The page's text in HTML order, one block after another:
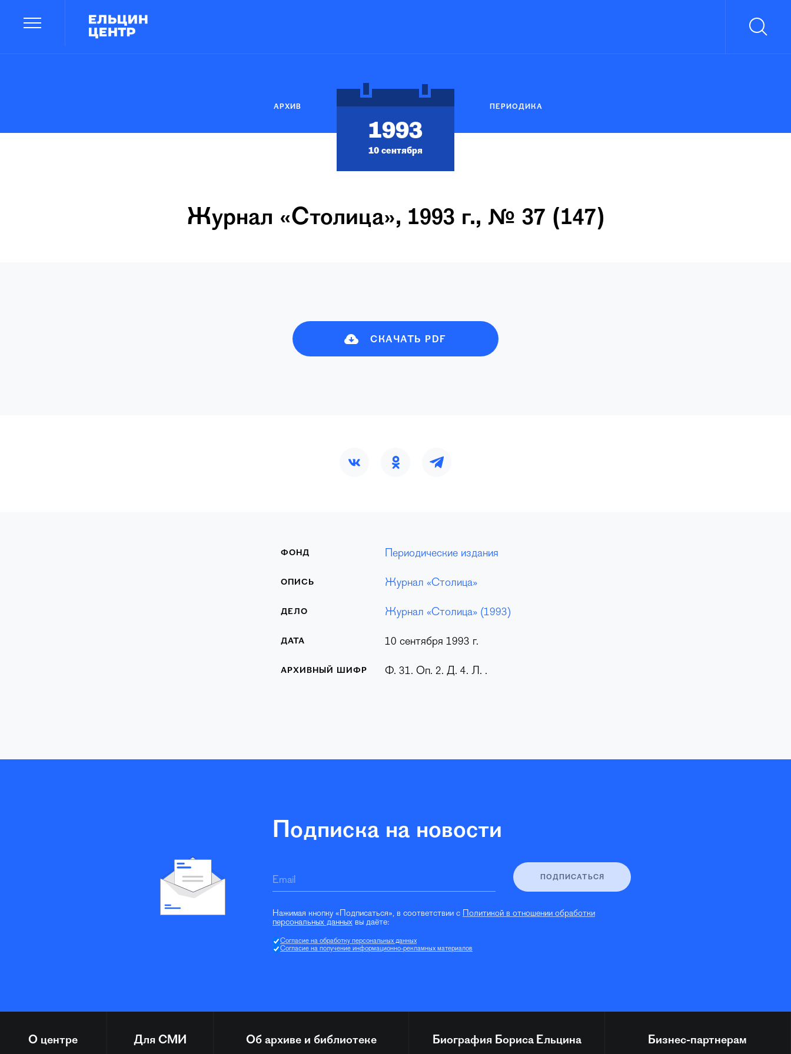
АРХИВ
1993
10 сентября
ПЕРИОДИКА
Журнал «Столица», 1993 г., № 37 (147)
СКАЧАТЬ PDF
ФОНД Периодические издания
ОПИСЬ Журнал «Столица»
ДЕЛО Журнал «Столица» (1993)
ДАТА 10 сентября 1993 г.
АРХИВНЫЙ ШИФР Ф. 31. Оп. 2. Д. 4. Л. .
Подписка на новости
Email ПОДПИСАТЬСЯ
Нажимая кнопку «Подписаться», в соответствии с Политикой в отношении обработки
персональных данных вы даёте:
Согласие на обработку персональных данных
Согласие на получение информационно-рекламных материалов
О центре Для СМИ Об архиве и библиотеке БиографияБориса Ельцина Бизнес-партнерам